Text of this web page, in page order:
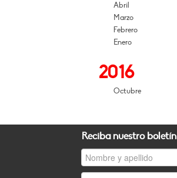
Abril
Marzo
Febrero
Enero
2016
Octubre
Reciba nuestro boletín